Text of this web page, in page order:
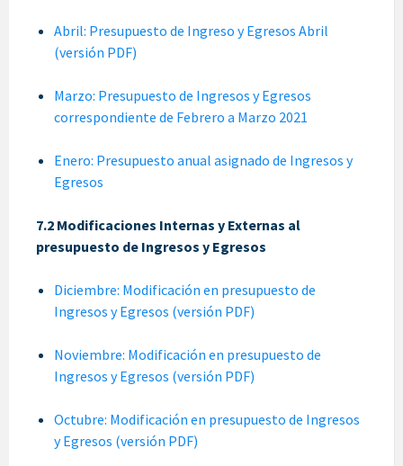
Abril: Presupuesto de Ingreso y Egresos Abril
(versión PDF)
Marzo: Presupuesto de Ingresos y Egresos
correspondiente de Febrero a Marzo 2021
Enero: Presupuesto anual asignado de Ingresos y
Egresos
7.2 Modificaciones Internas y Externas al
presupuesto de Ingresos y Egresos
Diciembre: Modificación en presupuesto de
Ingresos y Egresos (versión PDF)
Noviembre: Modificación en presupuesto de
Ingresos y Egresos (versión PDF)
Octubre: Modificación en presupuesto de Ingresos
y Egresos (versión PDF)